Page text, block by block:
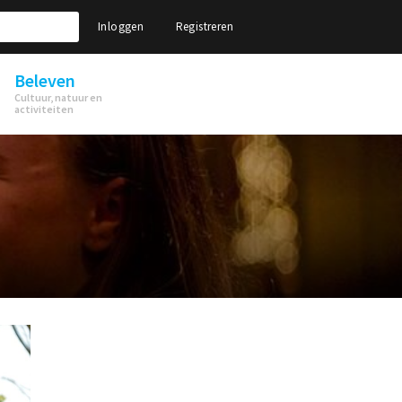
Inloggen Registreren
Beleven
Cultuur, natuur en
activiteiten